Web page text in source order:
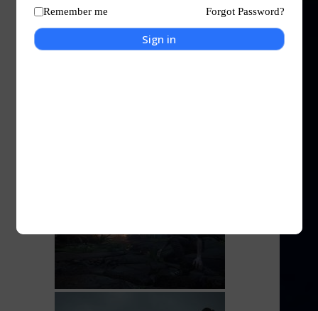
Remember me Forgot Password?
Sign in